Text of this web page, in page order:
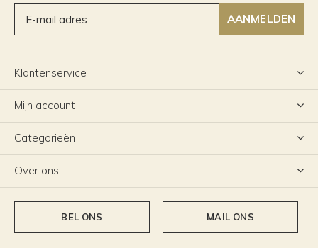
AANMELDEN
Klantenservice
Mijn account
Categorieën
Over ons
BEL ONS MAIL ONS